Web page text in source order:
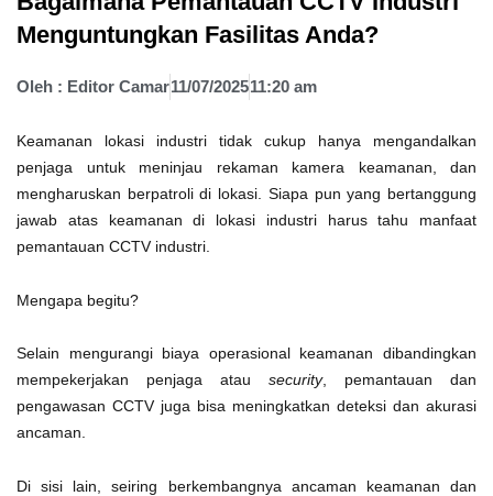
Menguntungkan Fasilitas Anda?
Oleh : Editor Camar11/07/202511:20 am
Keamanan lokasi industri tidak cukup hanya mengandalkan
penjaga untuk meninjau rekaman kamera keamanan, dan
mengharuskan berpatroli di lokasi. Siapa pun yang bertanggung
jawab atas keamanan di lokasi industri harus tahu manfaat
pemantauan CCTV industri.
Mengapa begitu?
Selain mengurangi biaya operasional keamanan dibandingkan
mempekerjakan penjaga atau security, pemantauan dan
pengawasan CCTV juga bisa meningkatkan deteksi dan akurasi
ancaman.
Di sisi lain, seiring berkembangnya ancaman keamanan dan